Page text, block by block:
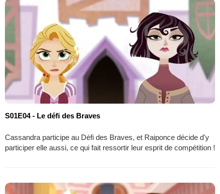
S01E04 - Le défi des Braves
Cassandra participe au Défi des Braves, et Raiponce décide d'y
participer elle aussi, ce qui fait ressortir leur esprit de compétition !